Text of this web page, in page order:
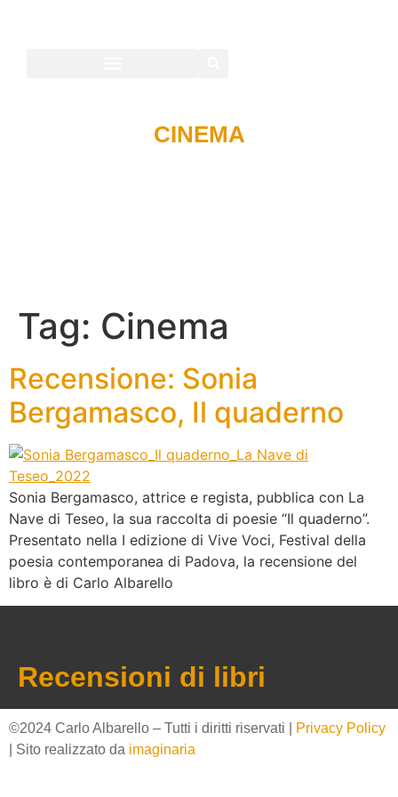
CINEMA
Tag: Cinema
Recensione: Sonia
Bergamasco, Il quaderno
Sonia Bergamasco, attrice e regista, pubblica con La
Nave di Teseo, la sua raccolta di poesie “Il quaderno”.
Presentato nella I edizione di Vive Voci, Festival della
poesia contemporanea di Padova, la recensione del
libro è di Carlo Albarello
Recensioni di libri
©2024 Carlo Albarello – Tutti i diritti riservati |
Privacy Policy
| Sito realizzato da imaginaria